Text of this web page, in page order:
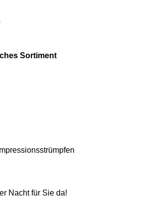
Sortiment
Nacht für Sie da!